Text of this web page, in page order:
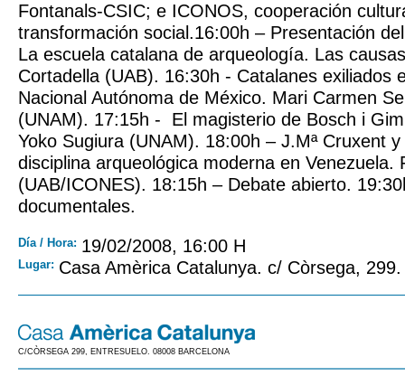
Fontanals-CSIC; e ICONOS, cooperación
transformación social.16:00h – Presentación
La escuela catalana de arqueología. Las
Cortadella (UAB). 16:30h - Catalanes exiliados
Nacional Autónoma de México. Mari Carmen
(UNAM). 17:15h - El magisterio de Bosch i
Yoko Sugiura (UNAM). 18:00h – J.Mª Cruxent
disciplina arqueológica moderna en Venezuela.
(UAB/ICONES). 18:15h – Debate abierto.
documentales.
Día / Hora: 19/02/2008, 16:00 H
Lugar: Casa Amèrica Catalunya. c/ Còrsega,
C/CÒRSEGA 299, ENTRESUELO. 08008 BARCELONA